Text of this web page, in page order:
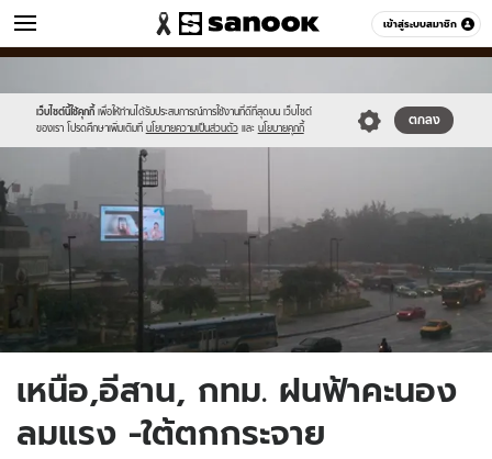
เข้าสู่ระบบสมาชิก
ข่าว หมวดอื่นๆ
เว็บไซต์นี้ใช้คุกกี้ เพื่อให้ท่านได้รับประสบการณ์การใช้งานที่ดีที่สุดบน เว็บไซต์
ของเรา โปรดศึกษาเพิ่มเติมที่ นโยบายความเป็นส่วนตัว และ นโยบายคุกกี้
ตกลง
new-
sanook.png
01.jpg
เหนือ,อีสาน, กทม. ฝนฟ้าคะนอง
ลมแรง -ใต้ตกกระจาย